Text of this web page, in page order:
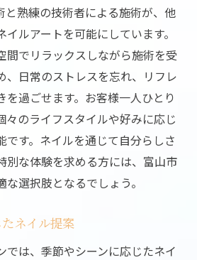
と熟練の技術者による施術が、他
ルアートを可能にしています。
間でリラックスしながら施術を受
、日常のストレスを忘れ、リフレ
を過ごせます。お客様一人ひとり
々のライフスタイルや好みに応じ
です。ネイルを通じて自分らしさ
別な体験を求める方には、富山市
選択肢となるでしょう。
ネイル提案
では、季節やシーンに応じたネイ